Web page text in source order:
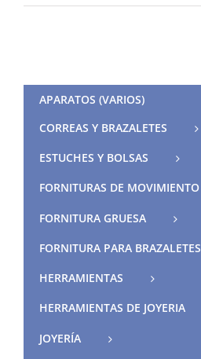
APARATOS (VARIOS)
CORREAS Y BRAZALETES
ESTUCHES Y BOLSAS
FORNITURAS DE MOVIMIENTO
FORNITURA GRUESA
FORNITURA PARA BRAZALETES
HERRAMIENTAS
HERRAMIENTAS DE JOYERIA
JOYERÍA